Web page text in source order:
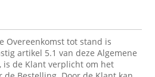
Overeenkomst tot stand is
artikel 5.1 van deze Algemene
is de Klant verplicht om het